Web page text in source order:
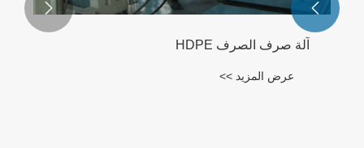
آلة صرف الصرف HDPE
عرض المزيد >>

